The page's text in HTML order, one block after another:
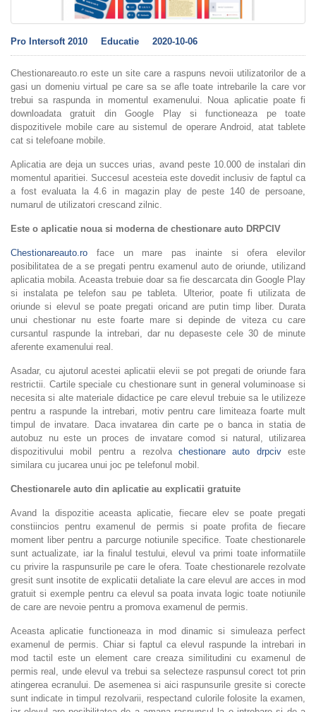
Pro Intersoft 2010 Educatie 2020-10-06
Chestionareauto.ro este un site care a raspuns nevoii utilizatorilor de a
gasi un domeniu virtual pe care sa se afle toate intrebarile la care vor
trebui sa raspunda in momentul examenului. Noua aplicatie poate fi
downloadata gratuit din Google Play si functioneaza pe toate
dispozitivele mobile care au sistemul de operare Android, atat tablete
cat si telefoane mobile.
Aplicatia are deja un succes urias, avand peste 10.000 de instalari din
momentul aparitiei. Succesul acesteia este dovedit inclusiv de faptul ca
a fost evaluata la 4.6 in magazin play de peste 140 de persoane,
numarul de utilizatori crescand zilnic.
Este o aplicatie noua si moderna de chestionare auto DRPCIV
Chestionareauto.ro face un mare pas inainte si ofera elevilor
posibilitatea de a se pregati pentru examenul auto de oriunde, utilizand
aplicatia mobila. Aceasta trebuie doar sa fie descarcata din Google Play
si instalata pe telefon sau pe tableta. Ulterior, poate fi utilizata de
oriunde si elevul se poate pregati oricand are putin timp liber. Durata
unui chestionar nu este foarte mare si depinde de viteza cu care
cursantul raspunde la intrebari, dar nu depaseste cele 30 de minute
aferente examenului real.
Asadar, cu ajutorul acestei aplicatii elevii se pot pregati de oriunde fara
restrictii. Cartile speciale cu chestionare sunt in general voluminoase si
necesita si alte materiale didactice pe care elevul trebuie sa le utilizeze
pentru a raspunde la intrebari, motiv pentru care limiteaza foarte mult
timpul de invatare. Daca invatarea din carte pe o banca in statia de
autobuz nu este un proces de invatare comod si natural, utilizarea
dispozitivului mobil pentru a rezolva chestionare auto drpciveste
similara cu jucarea unui joc pe telefonul mobil.
Chestionarele auto din aplicatie au explicatii gratuite
Avand la dispozitie aceasta aplicatie, fiecare elev se poate pregati
constiincios pentru examenul de permis si poate profita de fiecare
moment liber pentru a parcurge notiunile specifice. Toate chestionarele
sunt actualizate, iar la finalul testului, elevul va primi toate informatiile
cu privire la raspunsurile pe care le ofera. Toate chestionarele rezolvate
gresit sunt insotite de explicatii detaliate la care elevul are acces in mod
gratuit si exemple pentru ca elevul sa poata invata logic toate notiunile
de care are nevoie pentru a promova examenul de permis.
Aceasta aplicatie functioneaza in mod dinamic si simuleaza perfect
examenul de permis. Chiar si faptul ca elevul raspunde la intrebari in
mod tactil este un element care creaza similitudini cu examenul de
permis real, unde elevul va trebui sa selecteze raspunsul corect tot prin
atingerea ecranului. De asemenea si aici raspunsurile gresite si corecte
sunt indicate in timpul rezolvarii, respectand culorile folosite la examen,